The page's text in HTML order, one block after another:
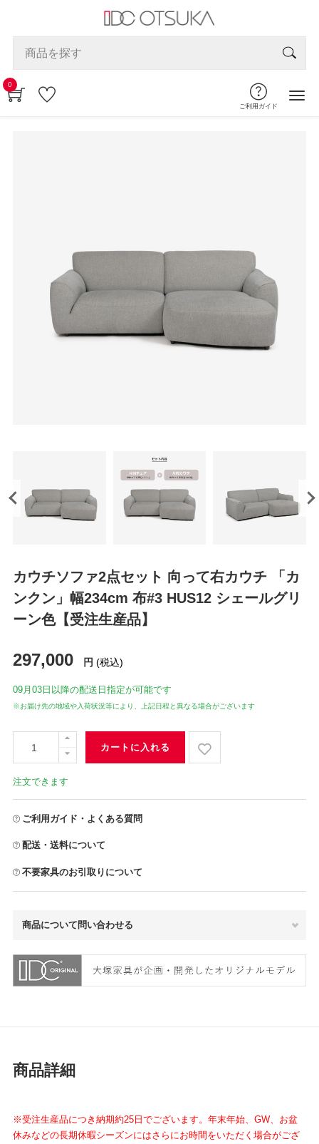
0
ご利用ガイド
カウチソファ2点セット 向って右カウチ 「カ
ンクン」幅234cm 布#3 HUS12 シェールグリ
ーン色【受注生産品】
297,000 円 (税込)
09月03日 以降の配送日指定が可能です
※お届け先の地域や入荷状況等により、上記日程と異なる場合がございます
カートに入れる
注文できます
ご利用ガイド・よくある質問
配送・送料について
不要家具のお引取りについて
商品について問い合わせる
商品詳細
※受注生産品につき納期約25日でございます。年末年始、GW、お盆
休みなどの長期休暇シーズンにはさらにお時間をいただく場合がござ